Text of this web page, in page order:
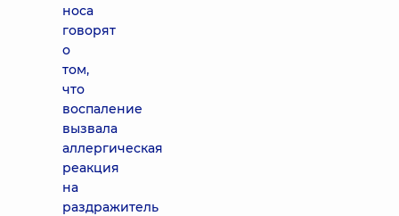
носа
говорят
о
том,
что
воспаление
вызвала
аллергическая
реакция
на
раздражитель